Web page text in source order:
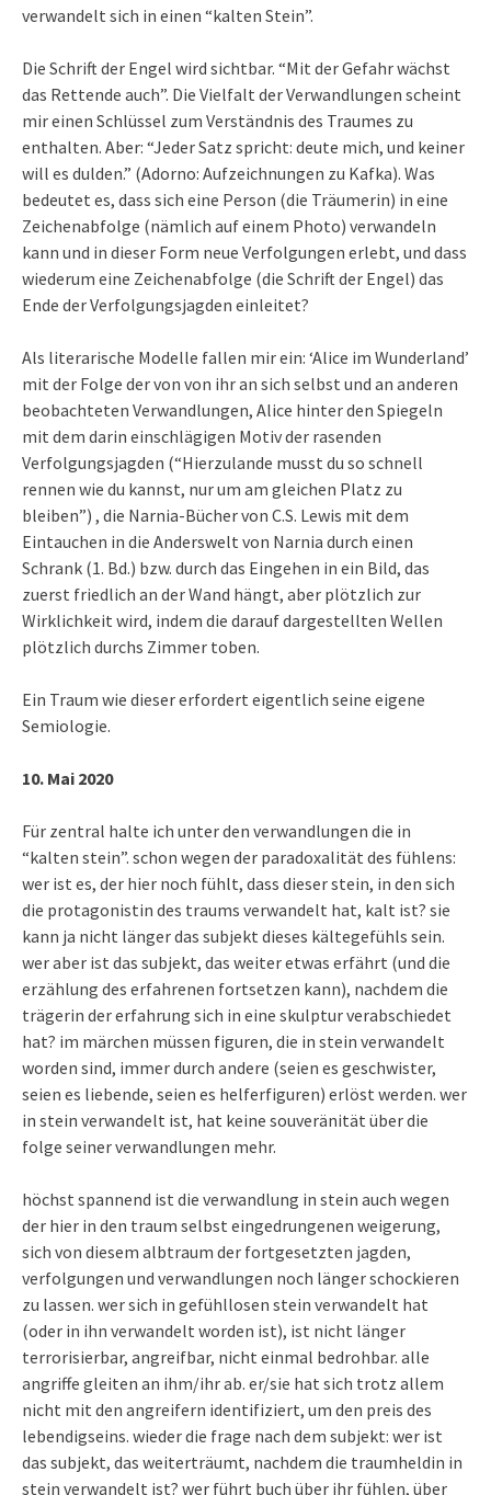
verwandelt sich in einen “kalten Stein”.
Die Schrift der Engel wird sichtbar. “Mit der Gefahr wächst
das Rettende auch”. Die Vielfalt der Verwandlungen scheint
mir einen Schlüssel zum Verständnis des Traumes zu
enthalten. Aber: “Jeder Satz spricht: deute mich, und keiner
will es dulden.” (Adorno: Aufzeichnungen zu Kafka). Was
bedeutet es, dass sich eine Person (die Träumerin) in eine
Zeichenabfolge (nämlich auf einem Photo) verwandeln
kann und in dieser Form neue Verfolgungen erlebt, und dass
wiederum eine Zeichenabfolge (die Schrift der Engel) das
Ende der Verfolgungsjagden einleitet?
Als literarische Modelle fallen mir ein: ‘Alice im Wunderland’
mit der Folge der von von ihr an sich selbst und an anderen
beobachteten Verwandlungen, Alice hinter den Spiegeln
mit dem darin einschlägigen Motiv der rasenden
Verfolgungsjagden (“Hierzulande musst du so schnell
rennen wie du kannst, nur um am gleichen Platz zu
bleiben”) , die Narnia-Bücher von C.S. Lewis mit dem
Eintauchen in die Anderswelt von Narnia durch einen
Schrank (1. Bd.) bzw. durch das Eingehen in ein Bild, das
zuerst friedlich an der Wand hängt, aber plötzlich zur
Wirklichkeit wird, indem die darauf dargestellten Wellen
plötzlich durchs Zimmer toben.
Ein Traum wie dieser erfordert eigentlich seine eigene
Semiologie.
10. Mai 2020
Für zentral halte ich unter den verwandlungen die in
“kalten stein”. schon wegen der paradoxalität des fühlens:
wer ist es, der hier noch fühlt, dass dieser stein, in den sich
die protagonistin des traums verwandelt hat, kalt ist? sie
kann ja nicht länger das subjekt dieses kältegefühls sein.
wer aber ist das subjekt, das weiter etwas erfährt (und die
erzählung des erfahrenen fortsetzen kann), nachdem die
trägerin der erfahrung sich in eine skulptur verabschiedet
hat? im märchen müssen figuren, die in stein verwandelt
worden sind, immer durch andere (seien es geschwister,
seien es liebende, seien es helferfiguren) erlöst werden. wer
in stein verwandelt ist, hat keine souveränität über die
folge seiner verwandlungen mehr.
höchst spannend ist die verwandlung in stein auch wegen
der hier in den traum selbst eingedrungenen weigerung,
sich von diesem albtraum der fortgesetzten jagden,
verfolgungen und verwandlungen noch länger schockieren
zu lassen. wer sich in gefühllosen stein verwandelt hat
(oder in ihn verwandelt worden ist), ist nicht länger
terrorisierbar, angreifbar, nicht einmal bedrohbar. alle
angriffe gleiten an ihm/ihr ab. er/sie hat sich trotz allem
nicht mit den angreifern identifiziert, um den preis des
lebendigseins. wieder die frage nach dem subjekt: wer ist
das subjekt, das weiterträumt, nachdem die traumheldin in
stein verwandelt ist? wer führt buch über ihr fühlen, über